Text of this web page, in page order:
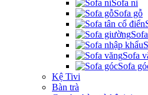
Sofa nỉ
Sofa gỗ
Sofa
Sofa
Kệ Tivi
Bàn trà